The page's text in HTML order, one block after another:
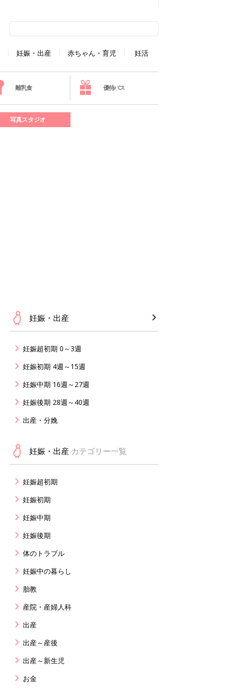
妊娠・出産 赤ちゃん・育児 妊活
離乳食 優待パス
写真スタジオ
妊娠・出産
妊娠超初期 0～3週
妊娠初期 4週～15週
妊娠中期 16週～27週
妊娠後期 28週～40週
出産・分娩
妊娠・出産 カテゴリー一覧
妊娠超初期
妊娠初期
妊娠中期
妊娠後期
体のトラブル
妊娠中の暮らし
胎教
産院・産婦人科
出産
出産～産後
出産～新生児
お金